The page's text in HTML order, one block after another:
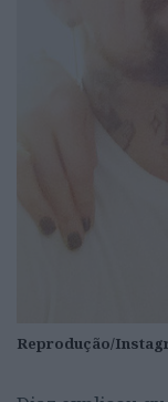
Reprodução/